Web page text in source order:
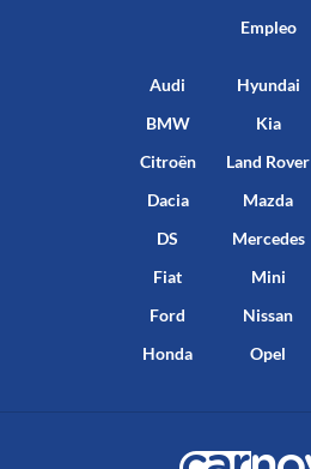
Empleo
Audi
BMW
Citroën
Dacia
DS
Fiat
Ford
Honda
Hyundai
Kia
Land Rover
Mazda
Mercedes
Mini
Nissan
Opel